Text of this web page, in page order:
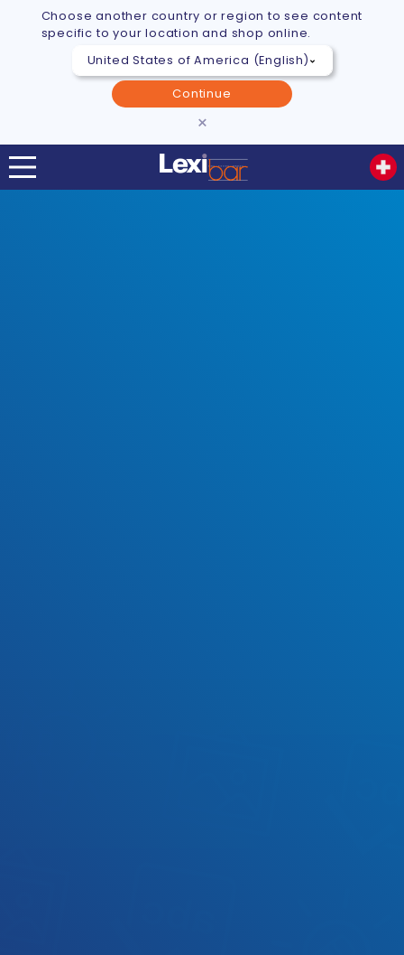
Choose another country or region to see content
specific to your location and shop online.
Continue
×